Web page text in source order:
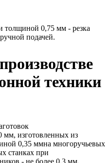
толщиной 0,75 мм - резка
подачей.
техники
мм, изготовленных из
0,35 ммна многоручьевых
станках при